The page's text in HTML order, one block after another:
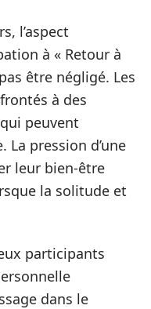
l’aspect
à « Retour à
être négligé. Les
à des
peuvent
pression d’une
leur bien-être
la solitude et
participants
dans le